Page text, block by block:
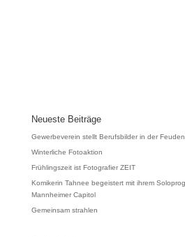
Neueste Beiträge
Gewerbeverein stellt Berufsbilder in der
Winterliche Fotoaktion
Frühlingszeit ist Fotografier ZEIT
Komikerin Tahnee begeistert mit ihrem
Mannheimer Capitol
Gemeinsam strahlen